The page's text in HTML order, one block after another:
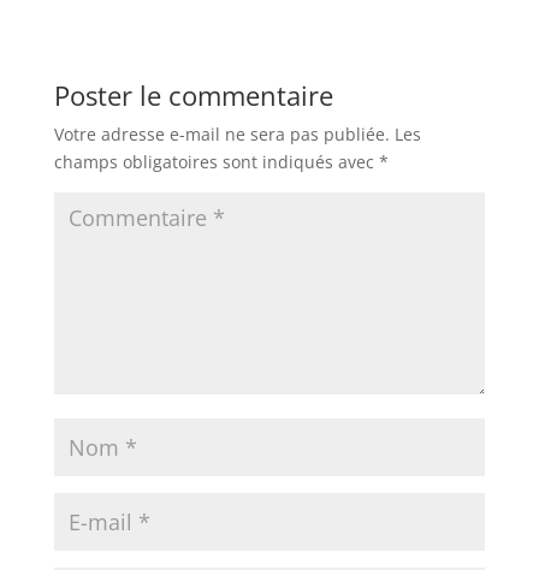
Poster le commentaire
Votre adresse e-mail ne sera pas publiée. Les
champs obligatoires sont indiqués avec *